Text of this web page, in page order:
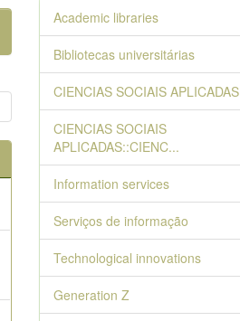
Academic libraries
Bibliotecas universitárias
CIENCIAS SOCIAIS APLICADAS
CIENCIAS SOCIAIS
APLICADAS::CIENC...
Information services
Serviços de informação
Technological innovations
Generation Z